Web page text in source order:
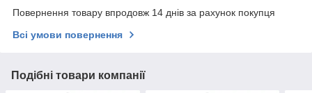
Повернення товару впродовж 14 днів за рахунок покупця
Всі умови повернення
Подібні товари компанії